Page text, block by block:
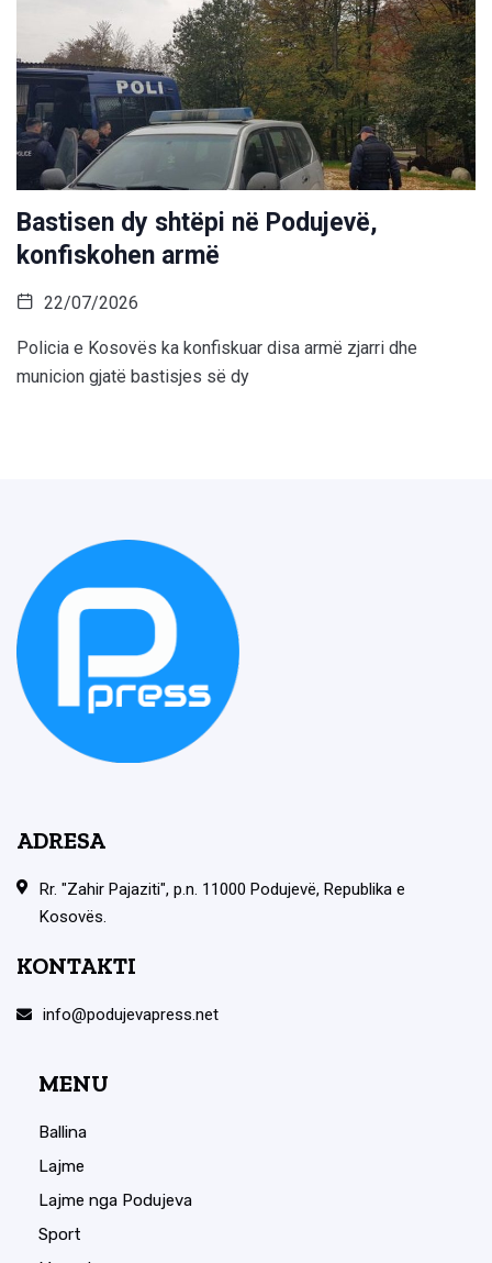
Bastisen dy shtëpi në Podujevë,
konfiskohen armë
22/07/2026
Policia e Kosovës ka konfiskuar disa armë zjarri dhe
municion gjatë bastisjes së dy
ADRESA
Rr. "Zahir Pajaziti", p.n. 11000 Podujevë, Republika e
Kosovës.
KONTAKTI
info@podujevapress.net
MENU
Ballina
Lajme
Lajme nga Podujeva
Sport